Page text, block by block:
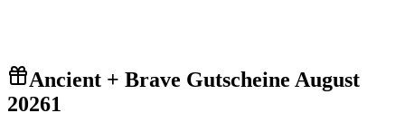
Ancient + Brave Gutscheine August
20261